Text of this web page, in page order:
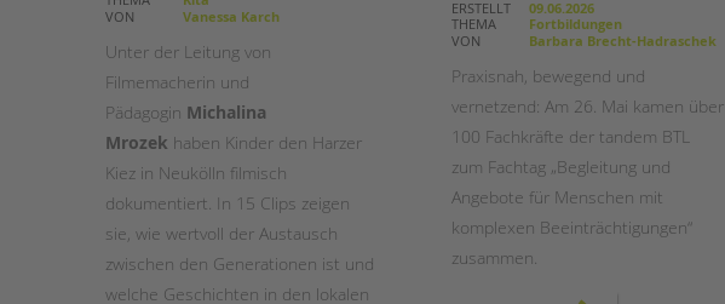
ERSTELLT
09.06.2026
THEMA
Fortbildungen
VON
Barbara Brecht-Hadraschek
Praxisnah, bewegend und
vernetzend: Am 26. Mai kamen über
100 Fachkräfte der tandem BTL
zum Fachtag „Begleitung und
Angebote für Menschen mit
komplexen Beeinträchtigungen“
zusammen.
VON
Vanessa Karch
Unter der Leitung von
Filmemacherin und
Pädagogin Michalina
Mrozek haben Kinder den Harzer
Kiez in Neukölln filmisch
dokumentiert. In 15 Clips zeigen
sie, wie wertvoll der Austausch
zwischen den Generationen ist und
welche Geschichten in den lokalen